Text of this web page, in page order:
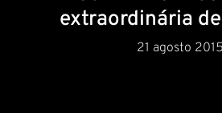
extraordinária
21 agosto 2015